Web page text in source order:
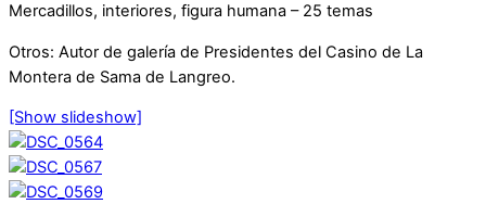
Mercadillos, interiores, figura humana – 25 temas
Otros: Autor de galería de Presidentes del Casino de La
Montera de Sama de Langreo.
[Show slideshow]